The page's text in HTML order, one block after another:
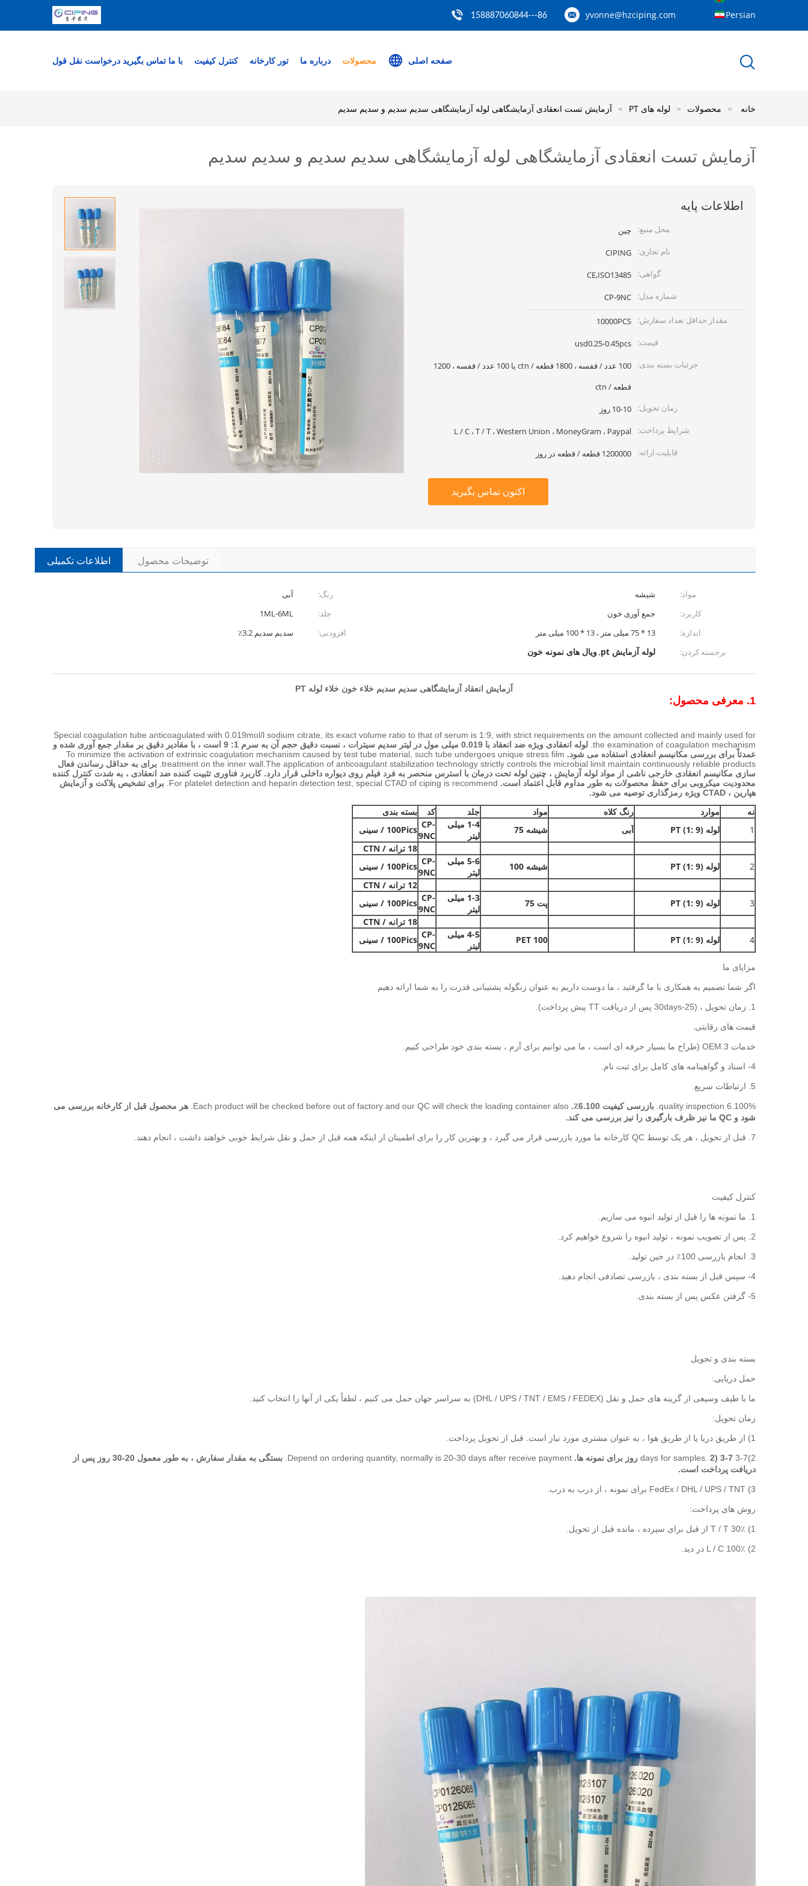
yvonne@hzciping.com
86---158887060844 Persian
صفحه اصلی محصولات درباره ما تور کارخانه کنترل کیفیت با ما تماس بگیرید درخواست نقل قول
خانه محصولات لوله های PT آزمایش تست انعقادی آزمایشگاهی لوله آزمایشگاهی سدیم سدیم و سدیم سدیم
آزمایش تست انعقادی آزمایشگاهی لوله آزمایشگاهی سدیم سدیم و سدیم سدیم
اطلاعات پایه
محل منبع:
چین
نام تجاری:
CIPING
گواهی:
CE,ISO13485
شماره مدل:
CP-9NC
مقدار حداقل تعداد سفارش:
10000PCS
قیمت:
usd0.25-0.45pcs
جزئیات بسته بندی:
100 عدد / قفسه ، 1800 قطعه / ctn یا 100 عدد / قفسه ، 1200
قطعه / ctn
زمان تحویل:
10-10 روز
شرایط پرداخت:
L / C ، T / T ، Western Union ، MoneyGram ، Paypal
قابلیت ارائه:
1200000 قطعه / قطعه در روز
اکنون تماس بگیرید
اطلاعات تکمیلی توضیحات محصول
مواد: شیشه رنگ:
آبی
کاربرد:
جمع آوری خون جلد:
1ML-6ML
اندازه:
13 * 75 میلی متر ، 13 * 100 میلی متر افزودنی:
سدیم سدیم 3.2٪
برجسته کردن:
لوله آزمایش pt ,ویال های نمونه خون
آزمایش انعقاد آزمایشگاهی سدیم سدیم خلاء خون خلاء لوله PT
1. معرفی محصول:
Special coagulation tube anticoagulated with 0.019mol/l sodium citrate, its exact volume ratio to that of serum is 1:9, with strict requirements on the amount collected and mainly used for
the examination of coagulation mechanism.
لوله انعقادی ویژه ضد انعقاد با 0.019 میلی مول در لیتر سدیم سیترات ، نسبت دقیق حجم آن به سرم 1: 9 است ، با مقادیر دقیق بر مقدار جمع آوری شده و
عمدتاً برای بررسی مکانیسم انعقادی استفاده می شود. To minimize the activation of extrinsic coagulation mechanism caused by test tube material, such tube undergoes unique stress film
treatment on the inner wall.The application of anticoagulant stabilization technology strictly controls the microbial limit maintain continuously reliable products. برای به حداقل رساندن فعال
سازی مکانیسم انعقادی خارجی ناشی از مواد لوله آزمایش ، چنین لوله تحت درمان با استرس منحصر به فرد فیلم روی دیواره داخلی قرار دارد. کاربرد فناوری تثبیت کننده ضد انعقادی ، به شدت کنترل کننده
محدودیت میکروبی برای حفظ محصولات به طور مداوم قابل اعتماد است. For platelet detection and heparin detection test, special CTAD of ciping is recommend. برای تشخیص پلاکت و آزمایش
هپارین ، CTAD ویژه رمزگذاری توصیه می شود.
نه موارد رنگ کلاه مواد جلد کد
بسته بندی
1
لوله PT (1: 9) آبی شیشه 75
1-4 میلی
لیتر
CP-
9NC
100Pics / سینی
18 ترانه / CTN
2
لوله PT (1: 9) شیشه 100
5-6 میلی
لیتر
CP-
9NC
100Pics / سینی
12 ترانه / CTN
3
لوله PT (1: 9) پت 75
1-3 میلی
لیتر
CP-
9NC
100Pics / سینی
18 ترانه / CTN
4
لوله PT (1: 9) PET 100
4-5 میلی
لیتر
CP-
9NC
100Pics / سینی
مزایای ما
اگر شما تصمیم به همکاری با ما گرفتید ، ما دوست داریم به عنوان زنگوله پشتیبانی قدرت را به شما ارائه دهیم
1. زمان تحویل ، (25-30days پس از دریافت TT پیش پرداخت).
قیمت های رقابتی.
خدمات 3.OEM (طراح ما بسیار حرفه ای است ، ما می توانیم برای آرم ، بسته بندی خود طراحی کنیم.
4- اسناد و گواهینامه های کامل برای ثبت نام.
5. ارتباطات سریع.
6.100% quality inspection. بازرسی کیفیت 6.100٪. Each product will be checked before out of factory and our QC will check the loading container also. هر محصول قبل از کارخانه بررسی می
شود و QC ما نیز ظرف بارگیری را نیز بررسی می کند.
7. قبل از تحویل ، هر یک توسط QC کارخانه ما مورد بازرسی قرار می گیرد ، و بهترین کار را برای اطمینان از اینکه همه قبل از حمل و نقل شرایط خوبی خواهند داشت ، انجام دهند.
کنترل کیفیت
1. ما نمونه ها را قبل از تولید انبوه می سازیم.
2. پس از تصویب نمونه ، تولید انبوه را شروع خواهیم کرد.
3. انجام بازرسی 100٪ در حین تولید.
4- سپس قبل از بسته بندی ، بازرسی تصادفی انجام دهید.
5- گرفتن عکس پس از بسته بندی.
بسته بندی و تحویل
حمل دریایی:
ما با طیف وسیعی از گزینه های حمل و نقل (DHL / UPS / TNT / EMS / FEDEX) به سراسر جهان حمل می کنیم ، لطفاً یکی از آنها را انتخاب کنید.
زمان تحویل:
1) از طریق دریا یا از طریق هوا ، به عنوان مشتری مورد نیاز است. قبل از تحویل پرداخت.
2)3-7 days for samples. 2) 3-7 روز برای نمونه ها. Depend on ordering quantity, normally is 20-30 days after receive payment.
بستگی به مقدار سفارش ، به طور معمول 20-30 روز پس از
دریافت پرداخت است.
3) FedEx / DHL / UPS / TNT برای نمونه ، از درب به درب.
روش های پرداخت:
1) 30٪ T / T از قبل برای سپرده ، مانده قبل از تحویل.
2) 100٪ L / C در دید.